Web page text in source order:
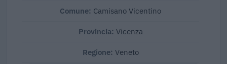
Comune: Camisano Vicentino
Provincia: Vicenza
Regione: Veneto